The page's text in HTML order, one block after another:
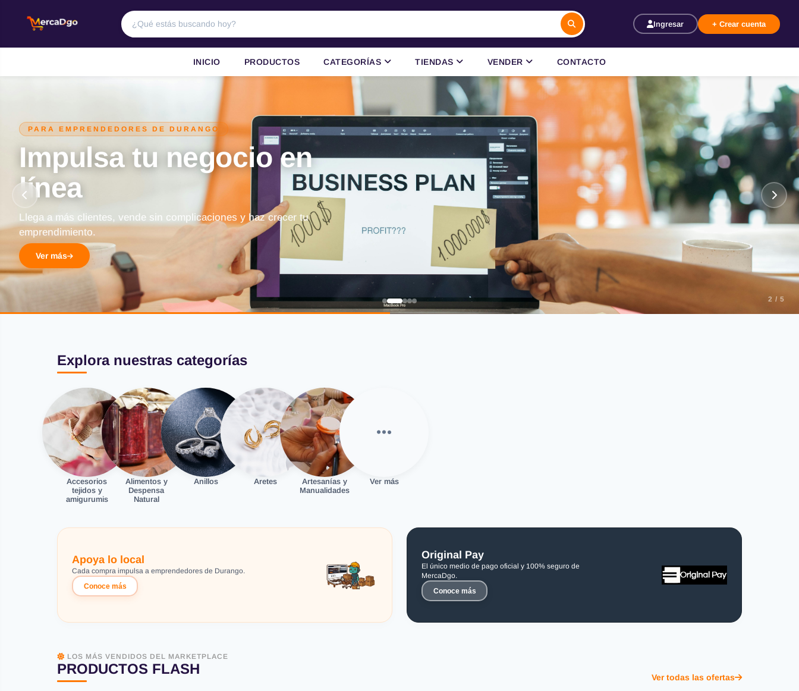
Ingresar + Crear cuenta
INICIO PRODUCTOS CATEGORÍAS TIENDAS VENDER CONTACTO
PARA EMPRENDEDORES DE DURANGO
Impulsa tu negocio en
línea
Llega a más clientes, vende sin complicaciones y haz crecer tu
emprendimiento.
Ver más
2 / 5
Explora nuestras categorías
Accesorios
tejidos y
amigurumis
Alimentos y
Despensa
Natural
Anillos Aretes
Artesanías y
Manualidades
Ver más
Apoya lo local
Cada compra impulsa a emprendedores de Durango.
Conoce más
Original Pay
El único medio de pago oficial y 100% seguro de
MercaDgo.
Conoce más
LOS MÁS VENDIDOS DEL MARKETPLACE
PRODUCTOS FLASH
Ver todas las ofertas